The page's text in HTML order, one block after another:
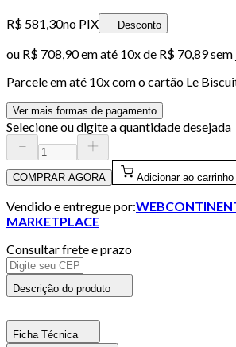
R$ 581,30no PIX Desconto
ou R$ 708,90em até 10x de R$ 70,89 sem
Parcele em até 10x com o cartão Le
Ver mais formas de pagamento
Selecione ou digite a quantidade desejada
COMPRAR AGORA Adicionar ao carrinho
Vendido e entregue por:
MARKETPLACE
Consultar frete e prazo
Descrição do produto
Ficha Técnica